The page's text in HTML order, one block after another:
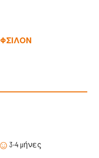
ΦΣΙΛΟΝ
3-4 μήνες